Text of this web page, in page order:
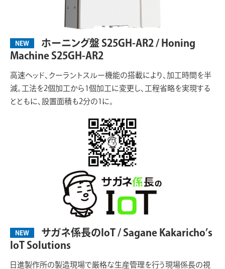
NEW
ホーニング盤 S25GH-AR2 / Honing
Machine S25GH-AR2
高速ヘッド、クーラントスルー機能の搭載により、加工時間を半
減。工法を2個加工から1個加工に変更し、工程省略を実現する
とともに、設置面積も2分の1に。
NEW
サガネ係長のIoT / Sagane Kakaricho’s
IoT Solutions
日進製作所の製造現場で厳格な生産管理を行う現場係長の視